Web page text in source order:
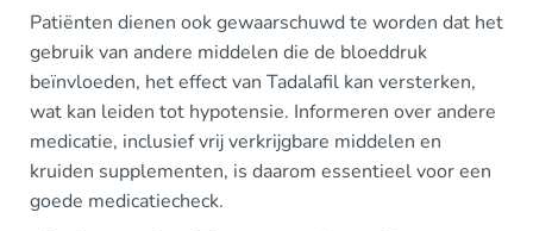
Patiënten dienen ook gewaarschuwd te worden dat het
gebruik van andere middelen die de bloeddruk
beïnvloeden, het effect van Tadalafil kan versterken,
wat kan leiden tot hypotensie. Informeren over andere
medicatie, inclusief vrij verkrijgbare middelen en
kruiden supplementen, is daarom essentieel voor een
goede medicatiecheck.